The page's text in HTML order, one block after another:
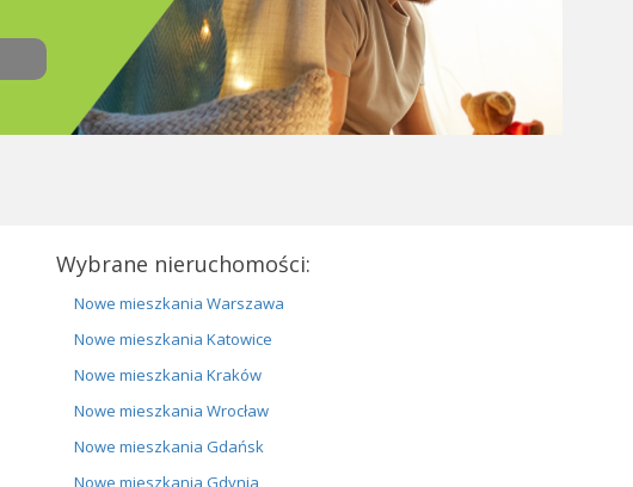
Wybrane nieruchomości:
Nowe mieszkania Warszawa
Nowe mieszkania Katowice
Nowe mieszkania Kraków
Nowe mieszkania Wrocław
Nowe mieszkania Gdańsk
Nowe mieszkania Gdynia